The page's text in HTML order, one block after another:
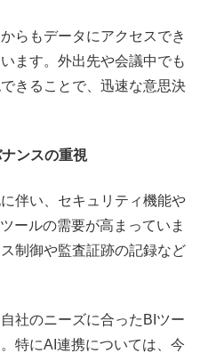
らもデータにアクセスでき
ます。外出先や会議中でも
きることで、迅速な意思決
ンスの重視
伴い、セキュリティ機能や
ールの需要が高まっていま
制御や監査証跡の記録など
社のニーズに合ったBIツー
特にAI連携については、今